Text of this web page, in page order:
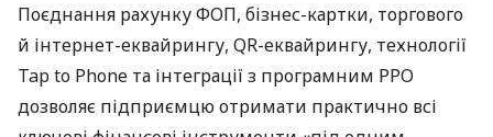
Поєднання рахунку ФОП, бізнес-картки, торгового
й інтернет-еквайрингу, QR-еквайрингу, технології
Tap to Phone та інтеграції з програмним РРО
дозволяє підприємцю отримати практично всі